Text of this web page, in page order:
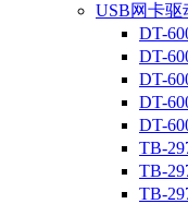
USB网卡驱
DT-
DT-
DT-
DT-
DT-
TB-
TB-
TB-